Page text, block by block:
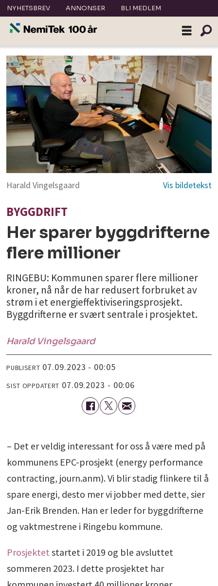
NYHETSBREV ANNONSER BLI MEDLEM
Harald Vingelsgaard
BYGGDRIFT
Her sparer byggdrifterne
flere millioner
RINGEBU: Kommunen sparer flere millioner
kroner, nå når de har redusert forbruket av
strøm i et energieffektiviseringsprosjekt.
Byggdrifterne er svært sentrale i prosjektet.
Harald Vingelsgaard
PUBLISERT 07.09.2023 - 00:05
SIST OPPDATERT 07.09.2023 - 00:06
– Det er veldig interessant for oss å være med på
kommunens EPC-prosjekt (energy performance
contracting, journ.anm). Vi blir stadig flinkere til å
spare energi, desto mer vi jobber med dette, sier
Jan-Erik Brenden. Han er leder for byggdrifterne
og vaktmestrene i Ringebu kommune.
Prosjektet startet i 2019 og ble avsluttet
sommeren 2023. I dette prosjektet har